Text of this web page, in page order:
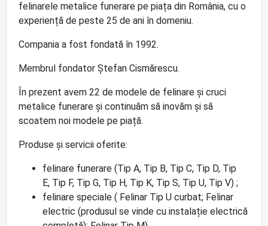
felinarele metalice funerare pe piața din România, cu o
experiență de peste 25 de ani în domeniu.
Compania a fost fondată în 1992.
Membrul fondator Ștefan Cismărescu.
În prezent avem 22 de modele de felinare și cruci
metalice funerare și continuăm să inovăm și să
scoatem noi modele pe piață.
Produse și servicii oferite:
felinare funerare (Tip A, Tip B, Tip C, Tip D, Tip
E, Tip F, Tip G, Tip H, Tip K, Tip S, Tip U, Tip V) ;
felinare speciale ( Felinar Tip U curbat; Felinar
electric (produsul se vinde cu instalație electrică